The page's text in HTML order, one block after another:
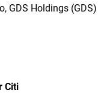
GDS Holdings (GDS)
Citi